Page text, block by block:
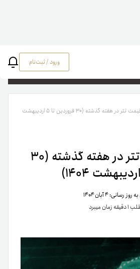
ورود / ثبت‌نام
تحلیل قیمت تتر در هفته گذشته (۳۰ فروردین تا ۵ اردیبهشت
تحلیل قیمت تتر در هفته گذشته (۳۰
روز رسانی:۴ آبان ۱۴۰۴
میبرد